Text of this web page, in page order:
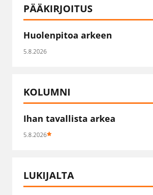
PÄÄKIRJOITUS
Huolenpitoa arkeen
5.8.2026
KOLUMNI
Ihan tavallista arkea
5.8.2026
LUKIJALTA